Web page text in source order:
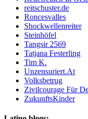
reitschuster.de
Roncesvalles
Shockwellenreiter
Steinhöfel
Tangsir 2569
Tatjana Festerling
Tim K.
Unzensuriert.At
Volksbetrug
Zivilcourage Für
ZukunftsKinder